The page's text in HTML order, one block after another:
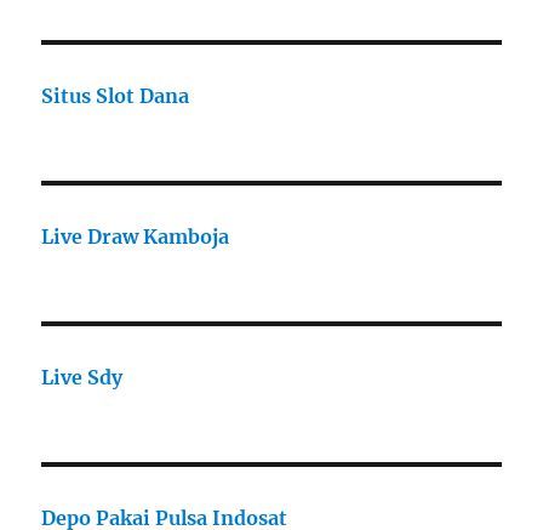
Situs Slot Dana
Live Draw Kamboja
Live Sdy
Depo Pakai Pulsa Indosat